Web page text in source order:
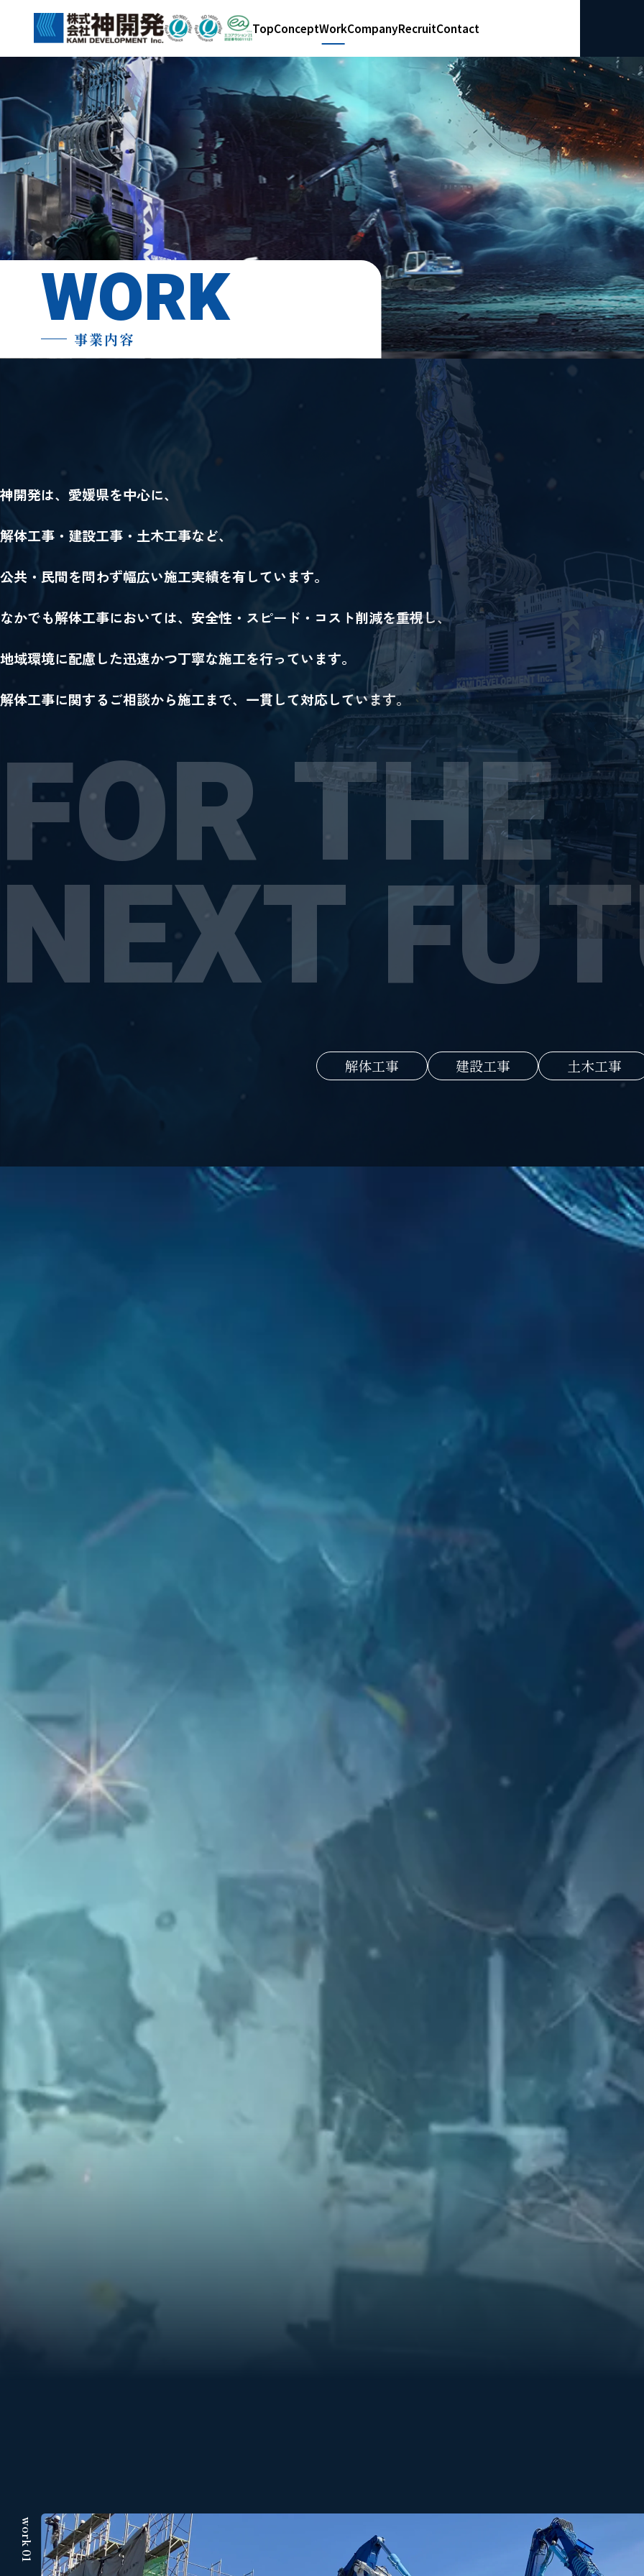
TopConceptWorkCompanyRecruitContact
WORK
事業内容
神開発は、愛媛県を中心に、
解体工事・建設工事・土木工事など、
公共・民間を問わず幅広い施工実績を有しています。
なかでも解体工事においては、安全性・スピード・コスト削減を重視し、
地域環境に配慮した迅速かつ丁寧な施工を行っています。
解体工事に関するご相談から施工まで、一貫して対応しています。
FOR THE
NEXT
解体工事 建設工事 土木工事
work 01